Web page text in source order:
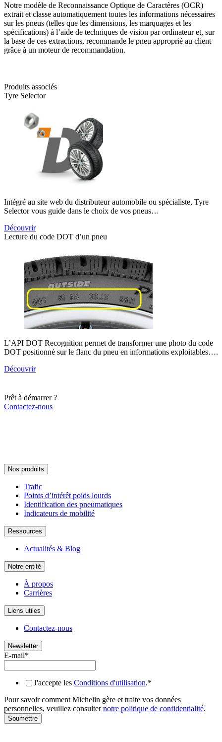
Notre modèle de Reconnaissance Optique de Caractères (OCR)
extrait et classe automatiquement toutes les informations nécessaires
sur les pneus (telles que les dimensions, les marquages et les
spécifications) à l’aide de techniques de vision par ordinateur et, sur
la base de ces extractions, recommande le pneu approprié au client
grâce à un moteur de recommandation.
Produits associés
Tyre Selector
Intégré au site web du distributeur automobile ou spécialiste, Tyre
Selector vous guide dans le choix de vos pneus…
Découvrir
Lecture du code DOT d’un pneu
L’API DOT Recognition permet de transformer une photo du code
DOT positionné sur le flanc du pneu en informations exploitables….
Découvrir
Prêt à démarrer ?
Contactez-nous
Nos produits
Trafic
Points d’intérêt poids lourds
Identification des pneumatiques
Indicateurs de mobilité
Ressources
Actualités & Blog
Notre entité
À propos
Carrières
Liens utiles
Contactez-nous
Newsletter
E-mail*
J'accepte les Conditions d'utilisation.*
Pour savoir comment Michelin gère et traite vos données
personnelles, veuillez consulternotre politique de confidentialité.